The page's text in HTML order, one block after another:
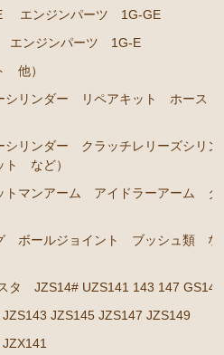
ーシリンダー リペアキッ
ーシリンダー クラッチレリ
マウント ベアリング ボー
ィルター など）
ポートベアリング ドライブ
グニッションコイル デスビ
エンジンパーツ 1G-GE
エンジンパーツ 1G-E
他）
シリンダー リペアキット ホース
シリンダー クラッチレリーズシリン
ト など）
トマンアーム アイドラーアーム タ
ボールジョイント ブッシュ類 な
タ JZS14# UZS141 143 147 GS141
JZS145 JZS147 JZS149